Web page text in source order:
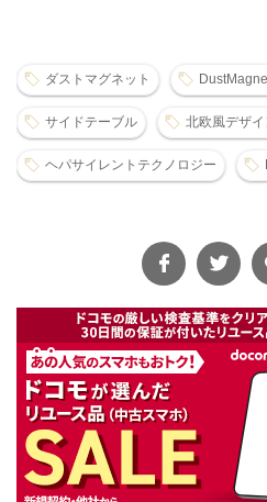
ダストマグネット
サイドテーブル 北欧風デザイ
ヘパサイレントテクノロジー